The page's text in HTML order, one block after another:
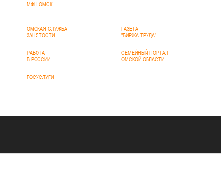
МФЦ-ОМСК
ОМСКАЯ СЛУЖБА
ЗАНЯТОСТИ
ГАЗЕТА
"БИРЖА ТРУДА"
РАБОТА
В РОССИИ
СЕМЕЙНЫЙ ПОРТАЛ
ОМСКОЙ ОБЛАСТИ
ГОСУСЛУГИ